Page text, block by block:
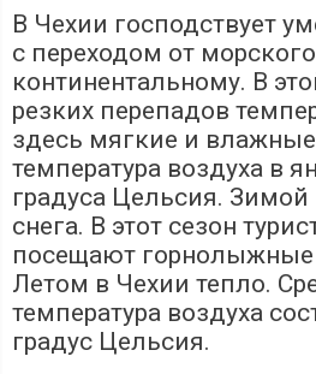
В Чехии господствует
с переходом от
континентальному. В
резких перепадов
здесь мягкие и
температура воздуха в
градуса Цельсия.
снега. В этот сезон
посещают горнолыжные
Летом в Чехии тепло.
температура воздуха
градус Цельсия.